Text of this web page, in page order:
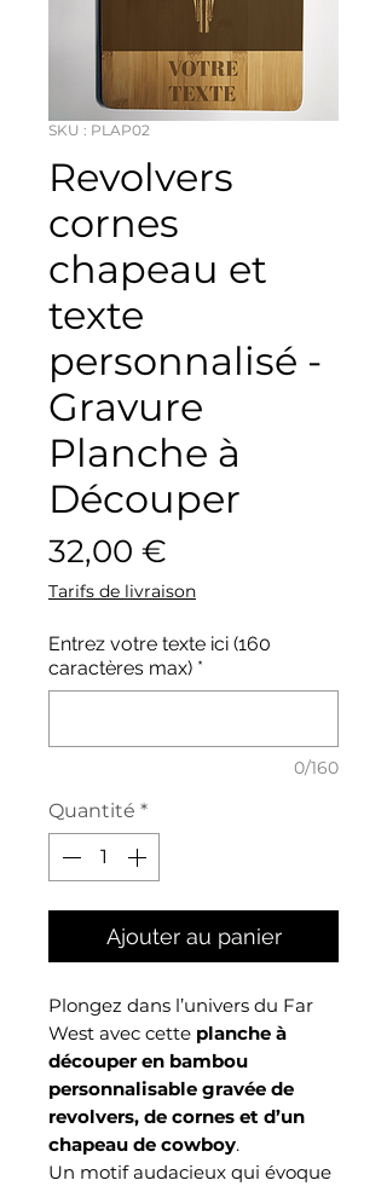
SKU : PLAP02
Revolvers
cornes
chapeau et
texte
personnalisé -
Gravure
Planche à
Découper
32,00 €
Tarifs de livraison
Entrez votre texte ici (160
caractères max) *
0/160
Quantité *
Ajouter au panier
Plongez dans l’univers du Far
West avec cette planche à
découper en bambou
personnalisable gravée de
revolvers, de cornes et d’un
chapeau de cowboy.
Un motif audacieux qui évoque